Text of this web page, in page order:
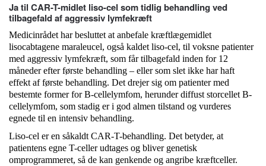
Ja til CAR-T-midlet liso-cel som tidlig behandling ved
tilbagefald af aggressiv lymfekræft
Medicinrådet har besluttet at anbefale kræftlægemidlet
lisocabtagene maraleucel, også kaldet liso-cel, til voksne patienter
med aggressiv lymfekræft, som får tilbagefald inden for 12
måneder efter første behandling – eller som slet ikke har haft
effekt af første behandling. Det drejer sig om patienter med
bestemte former for B-cellelymfom, herunder diffust storcellet B-
cellelymfom, som stadig er i god almen tilstand og vurderes
egnede til en intensiv behandling.
Liso-cel er en såkaldt CAR-T-behandling. Det betyder, at
patientens egne T-celler udtages og bliver genetisk
omprogrammeret, så de kan genkende og angribe kræftceller.